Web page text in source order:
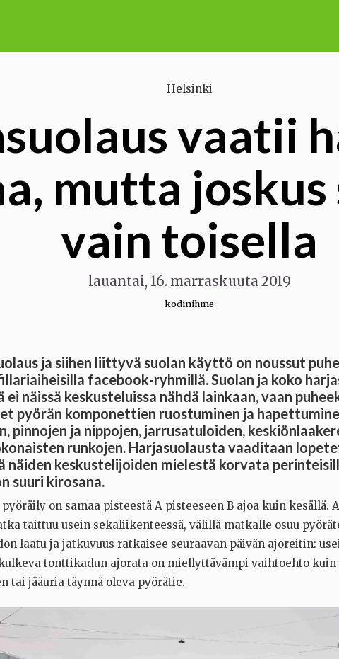
Helsinki
vaatii
mutta joskus
vain toisella
lauantai, 16. marraskuuta 2019
kodinihme
ja siihen liittyvä suolan käyttö on noussut
facebook-ryhmillä. Suolan ja koko
ei näissä keskusteluissa nähdä lainkaan, vaan
pyörän komponettien ruostuminen ja
pinnojen ja nippojen, jarrusatuloiden,
runkojen. Harjasuolausta vaaditaan
näiden keskustelijoiden mielestä korvata
suuri kirosana.
on samaa pisteestä A pisteeseen B ajoa kuin kesällä.
taittuu usein sekaliikenteessä, välillä matkalle osuu
laatu ja jatkuvuus ratkaisee seuraavan päivän ajoreitin:
tonttikadun ajorata on miellyttävämpi vaihtoehto kuin
tai jääuria täynnä oleva pyörätie.